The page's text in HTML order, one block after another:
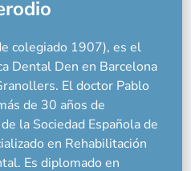
colegiado 1907), es el
Dental Den en Barcelona
El doctor Pablo
de 30 años de
la Sociedad Española de
en Rehabilitación
Es diplomado en